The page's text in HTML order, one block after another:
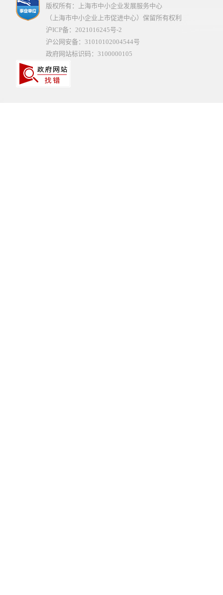
版权所有：上海市中小企业发展服务中心
（上海市中小企业上市促进中心）保留所有权利
沪ICP备：2021016245号-2
沪公网安备：31010102004544号
政府网站标识码：3100000105